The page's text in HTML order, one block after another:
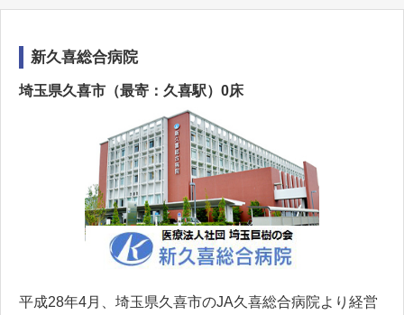
新久喜総合病院
埼玉県久喜市（最寄：久喜駅）0床
平成28年4月、埼玉県久喜市のJA久喜総合病院より経営